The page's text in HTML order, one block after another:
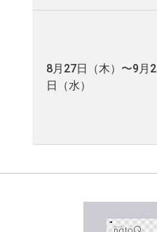
8月27日（木）〜9月2
日（水）